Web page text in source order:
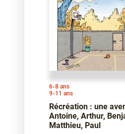
6-8 ans
9-11 ans
Récréation : une
Antoine, Arthur,
Matthieu, Paul